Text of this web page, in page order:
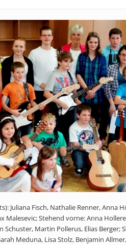
Juliana Fisch, Nathalie Renner, Anna
Malesevic; Stehend vorne: Anna
Schuster, Martin Pollerus, Elias Berger;
Meduna, Lisa Stolz, Benjamin